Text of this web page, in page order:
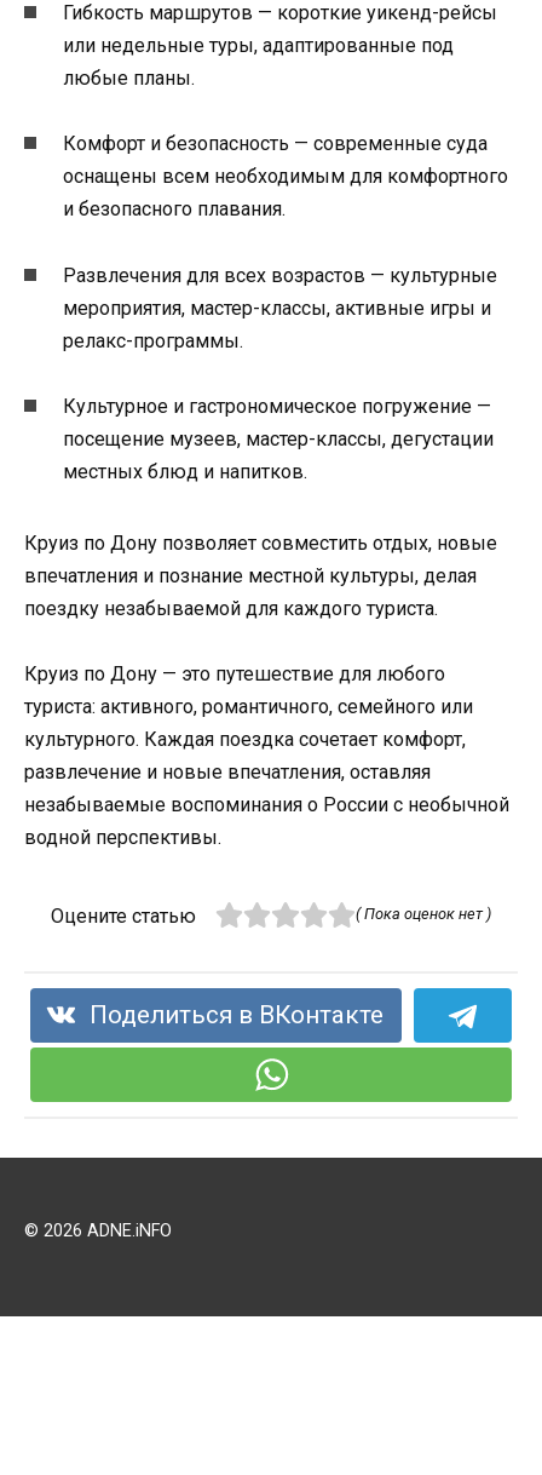
Гибкость маршрутов — короткие уикенд-рейсы
или недельные туры, адаптированные под
любые планы.
Комфорт и безопасность — современные суда
оснащены всем необходимым для комфортного
и безопасного плавания.
Развлечения для всех возрастов — культурные
мероприятия, мастер-классы, активные игры и
релакс-программы.
Культурное и гастрономическое погружение —
посещение музеев, мастер-классы, дегустации
местных блюд и напитков.
Круиз по Дону позволяет совместить отдых, новые
впечатления и познание местной культуры, делая
поездку незабываемой для каждого туриста.
Круиз по Дону — это путешествие для любого
туриста: активного, романтичного, семейного или
культурного. Каждая поездка сочетает комфорт,
развлечение и новые впечатления, оставляя
незабываемые воспоминания о России с необычной
водной перспективы.
Оцените статью ( Пока оценок нет )
Поделиться в ВКонтакте
© 2026 ADNE.iNFO